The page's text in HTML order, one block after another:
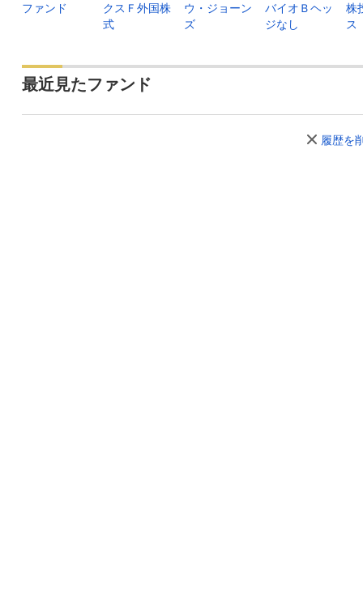
ファンド
クスＦ外国株
式
ウ・ジョーン
ズ
バイオＢヘッ
ジなし
株
ス
最近見たファンド
履歴を